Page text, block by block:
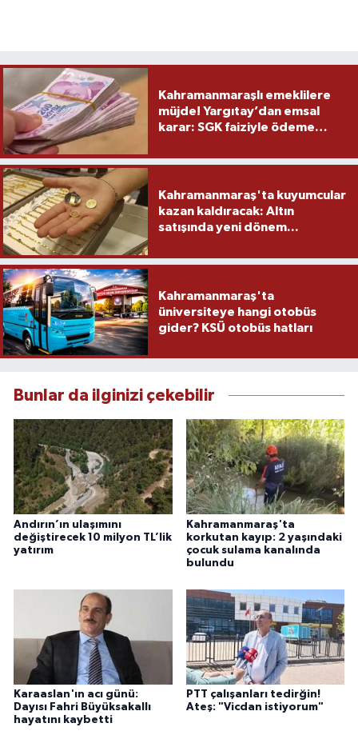
Kahramanmaraşlı emeklilere
müjde! Yargıtay’dan emsal
karar: SGK faiziyle ödeme
Kahramanmaraş'ta kuyumcular
kazan kaldıracak: Altın
satışında yeni dönem...
Kahramanmaraş'ta
üniversiteye hangi otobüs
gider? KSÜ otobüs hatları
Bunlar da ilginizi çekebilir
Andırın’ın ulaşımını
değiştirecek 10 milyon TL’lik
yatırım
Kahramanmaraş'ta
korkutan kayıp: 2 yaşındaki
çocuk sulama kanalında
bulundu
Karaaslan'ın acı günü:
Dayısı Fahri Büyüksakallı
hayatını kaybetti
PTT çalışanları tedirğin!
Ateş: "Vicdan istiyorum"